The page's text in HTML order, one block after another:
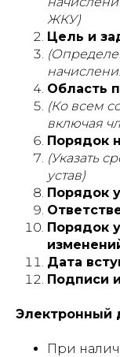
ЖКУ)
Цель и
Область
(Ко всем
включая
Порядок
(Указать
устав)
Порядок
Порядок
Дата
Подписи
Электронный
При